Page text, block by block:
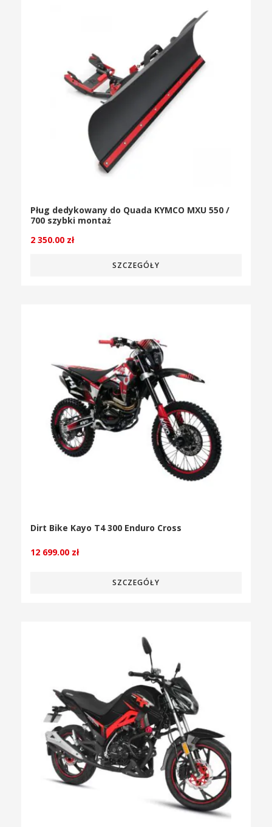
Pług dedykowany do Quada KYMCO MXU 550 /
700 szybki montaż
2 350.00 zł
SZCZEGÓŁY
Dirt Bike Kayo T4 300 Enduro Cross
12 699.00 zł
SZCZEGÓŁY